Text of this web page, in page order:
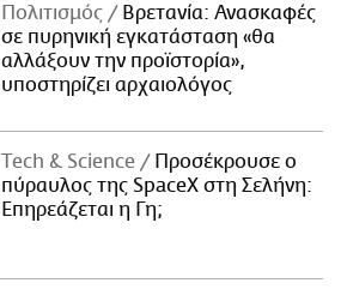
Πολιτισμός
Βρετανία: Ανασκαφές
σε πυρηνική εγκατάσταση «θα
αλλάξουν την προϊστορία»,
υποστηρίζει αρχαιολόγος
Τech & Science
Προσέκρουσε ο
πύραυλος της SpaceX στη Σελήνη:
Επηρεάζεται η Γη;